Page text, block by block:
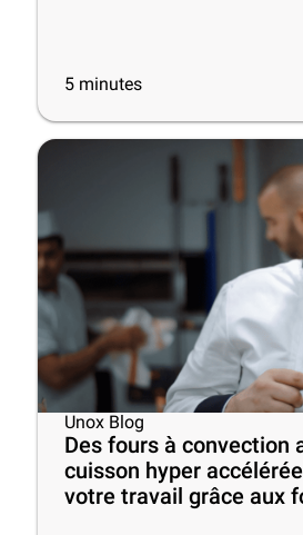
5 minutes
Unox Blog
Des fours à convection
cuisson hyper
votre travail grâce aux